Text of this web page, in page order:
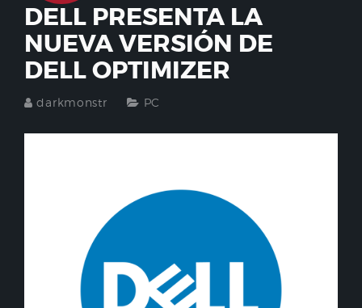
DELL PRESENTA LA
NUEVA VERSIÓN DE
DELL OPTIMIZER
darkmonstr PC